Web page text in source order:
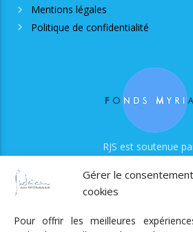
Gérer le
cookies
Pour offrir les meilleures
Mentions légales
Politique de confidentialité
RJS est soutenue